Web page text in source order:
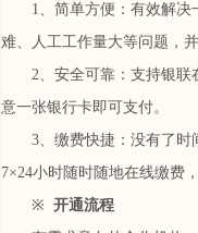
1、简单方便：有效解决
难、人工工作量大等问题，
2、安全可靠：支持银联
意一张银行卡即可支付。
3、缴费快捷：没有了时
7×24小时随时随地在线缴费
※ 开通流程